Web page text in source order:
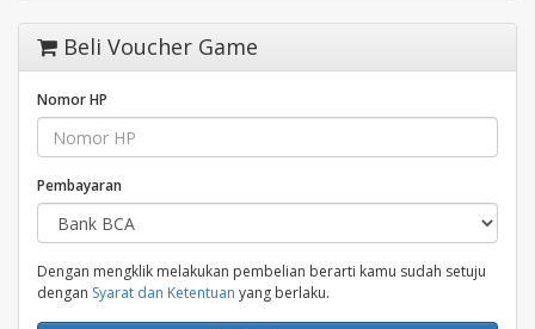
Beli Voucher Game
Nomor HP
Pembayaran
Dengan mengklik melakukan pembelian berarti kamu sudah setuju
dengan Syarat dan Ketentuan yang berlaku.